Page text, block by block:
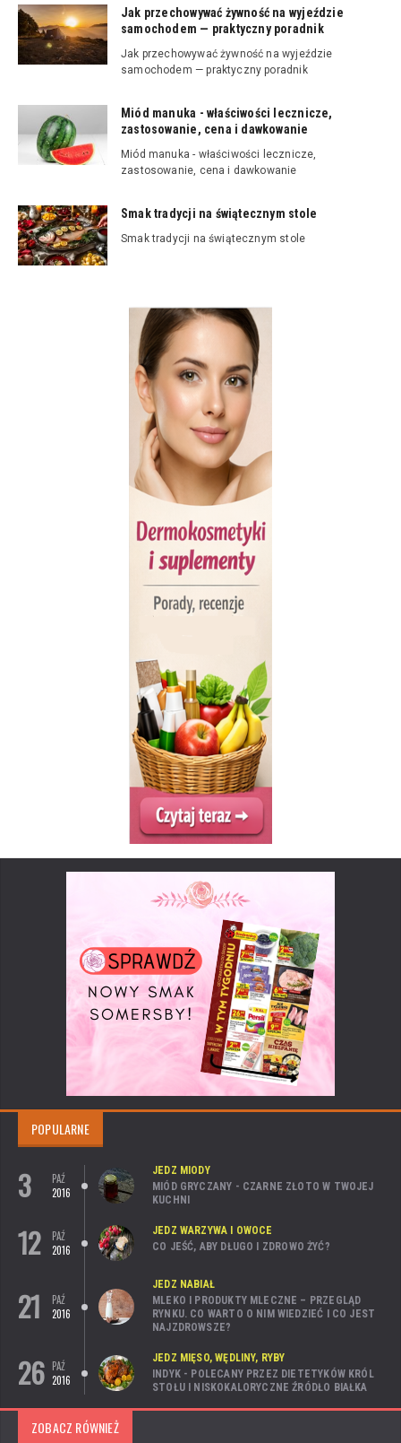
Jak przechowywać żywność na wyjeździe
samochodem — praktyczny poradnik
Jak przechowywać żywność na wyjeździe
samochodem — praktyczny poradnik
Miód manuka - właściwości lecznicze,
zastosowanie, cena i dawkowanie
Miód manuka - właściwości lecznicze,
zastosowanie, cena i dawkowanie
Smak tradycji na świątecznym stole
Smak tradycji na świątecznym stole
POPULARNE
3
PAŹ
2016
JEDZ MIODY
MIÓD GRYCZANY - CZARNE ZŁOTO W TWOJEJ
KUCHNI
12
PAŹ
2016
JEDZ WARZYWA I OWOCE
CO JEŚĆ, ABY DŁUGO I ZDROWO ŻYĆ?
21
PAŹ
2016
JEDZ NABIAŁ
MLEKO I PRODUKTY MLECZNE – PRZEGLĄD
RYNKU. CO WARTO O NIM WIEDZIEĆ I CO JEST
NAJZDROWSZE?
26 PAŹ
2016
JEDZ MIĘSO, WĘDLINY, RYBY
INDYK - POLECANY PRZEZ DIETETYKÓW KRÓL
STOŁU I NISKOKALORYCZNE ŹRÓDŁO BIAŁKA
ZOBACZ RÓWNIEŻ